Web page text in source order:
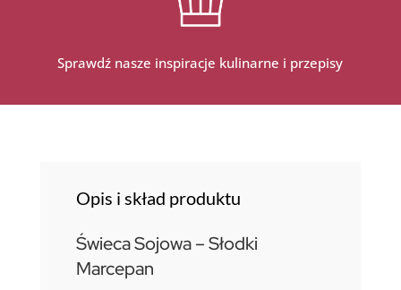
Sprawdź nasze inspiracje kulinarne i przepisy
Opis i skład produktu
Świeca Sojowa – Słodki
Marcepan